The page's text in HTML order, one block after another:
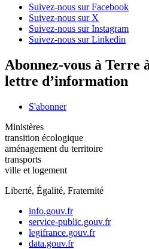
Suivez-nous sur Facebook
Suivez-nous sur X
Suivez-nous sur Instagram
Suivez-nous sur Linkedin
Abonnez-vous à Terre
lettre d’information
S'abonner
Ministères
transition écologique
aménagement du territoire
transports
ville et logement
Liberté, Égalité, Fraternité
info.gouv.fr
service-public.gouv.fr
legifrance.gouv.fr
data.gouv.fr